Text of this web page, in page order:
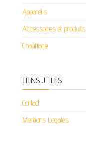
Appareils
Accessoires et produits
Chauffage
LIENS UTILES
Contact
Mentions Legales